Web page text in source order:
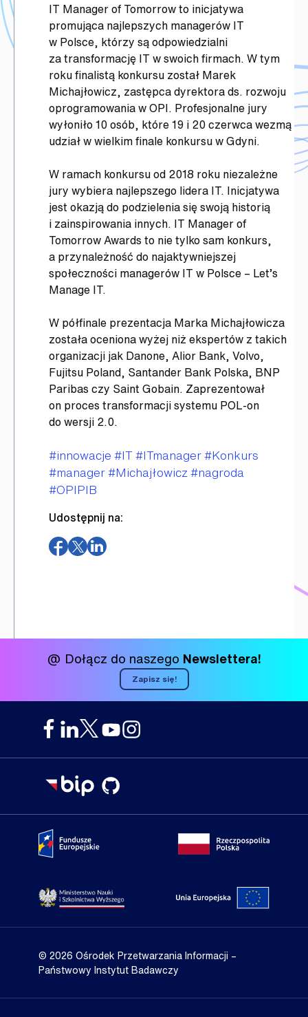
IT Manager of Tomorrow to inicjatywa
promująca najlepszych managerów IT
w Polsce, którzy są odpowiedzialni
za transformację IT w swoich firmach. W tym
roku finalistą konkursu został Marek
Michajłowicz, zastępca dyrektora ds. rozwoju
oprogramowania w OPI. Profesjonalne jury
wyłoniło 10 osób, które 19 i 20 czerwca wezmą
udział w wielkim finale konkursu w Gdyni.
W ramach konkursu od 2018 roku niezależne
jury wybiera najlepszego lidera IT. Inicjatywa
jest okazją do podzielenia się swoją historią
i zainspirowania innych. IT Manager of
Tomorrow Awards to nie tylko sam konkurs,
a przynależność do najaktywniejszej
społeczności managerów IT w Polsce – Let’s
Manage IT.
W półfinale prezentacja Marka Michajłowicza
została oceniona wyżej niż ekspertów z takich
organizacji jak Danone, Alior Bank, Volvo,
Fujitsu Poland, Santander Bank Polska, BNP
Paribas czy Saint Gobain. Zaprezentował
on proces transformacji systemu POL-on
do wersji 2.0.
Tagi
#innowacje #IT#ITmanager#Konkurs
#manager#Michajłowicz#nagroda
#OPIPIB
Udostępnij na:
(otwiera
(otwiera(otwiera
@ Dołącz do naszego Newslettera!
Zapisz się!
Portal Fundusze Europejskie Portal
Strona Ministerstwa Nauki i Szkolnictwa WyższegoPortal
© 2026 Ośrodek Przetwarzania Informacji –
Państwowy Instytut Badawczy